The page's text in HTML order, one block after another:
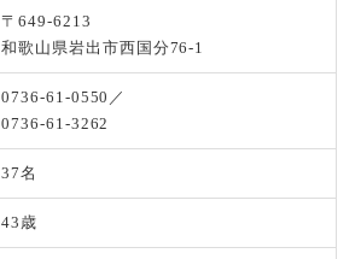
〒649-6213
和歌山県岩出市西国分76-1
0736-61-0550／
0736-61-3262
37名
43歳